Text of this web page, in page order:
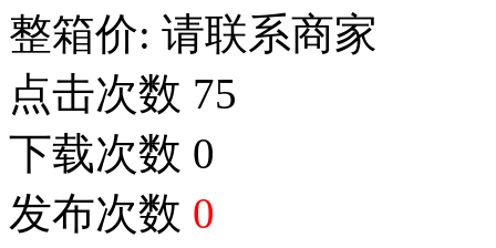
整箱价: 请联系商家
点击次数 75
下载次数 0
发布次数 0